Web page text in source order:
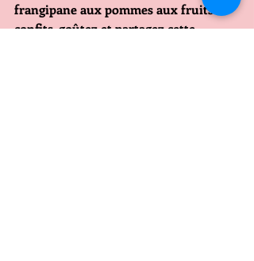
frangipane aux pommes aux fruits
confits, goûtez et partagez cette